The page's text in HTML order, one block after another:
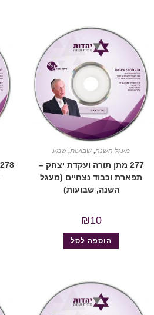
מעגל השנה, שבועות, שמע
277 מתן תורה ועקדת יצחק –
תפארת וכבוד נצחיים (מעגל
השנה, שבועות)
₪10
הוספה לסל